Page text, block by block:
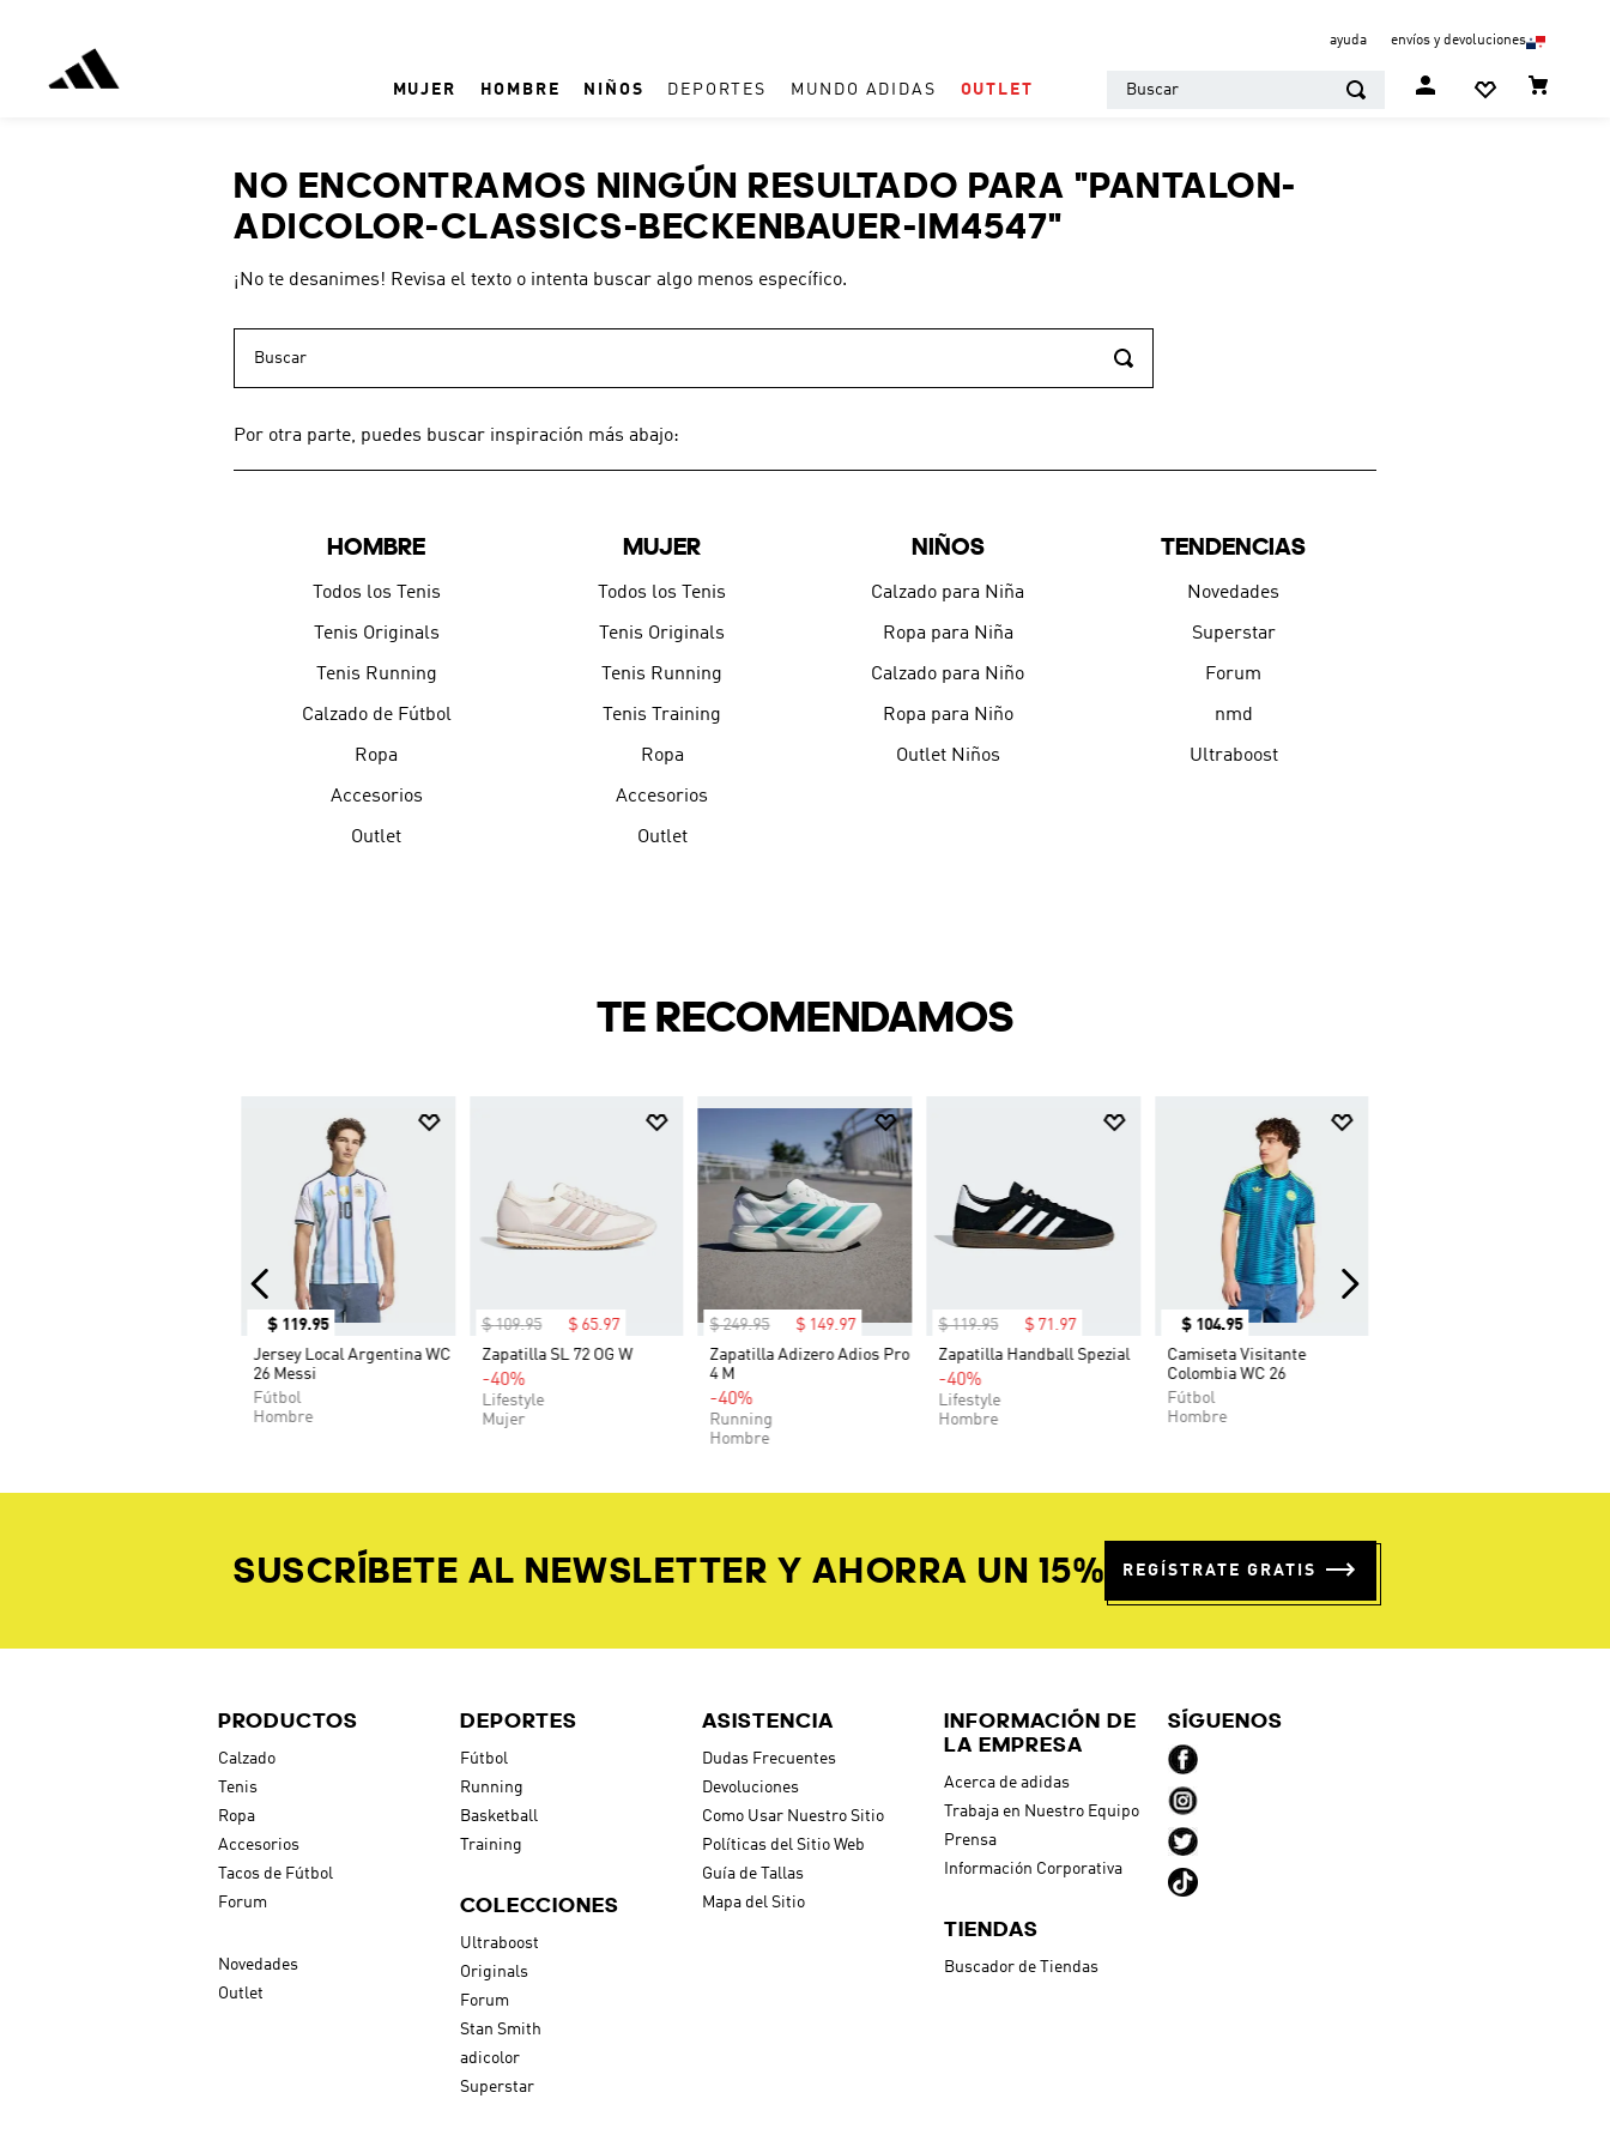
ayuda envíos y devoluciones
MUJER HOMBRE NIÑOS DEPORTES MUNDO ADIDAS OUTLET Buscar
NO ENCONTRAMOS NINGÚN RESULTADO PARA "PANTALON-
ADICOLOR-CLASSICS-BECKENBAUER-IM4547"
¡No te desanimes! Revisa el texto o intenta buscar algo menos específico.
Por otra parte, puedes buscar inspiración más abajo:
HOMBRE
Todos los Tenis
Tenis Originals
Tenis Running
Calzado de Fútbol
Ropa
Accesorios
Outlet
MUJER
Todos los Tenis
Tenis Originals
Tenis Running
Tenis Training
Ropa
Accesorios
Outlet
NIÑOS
Calzado para Niña
Ropa para Niña
Calzado para Niño
Ropa para Niño
Outlet Niños
TENDENCIAS
Novedades
Superstar
Forum
nmd
Ultraboost
TE RECOMENDAMOS
$ 119.95
Jersey Local Argentina WC
26 Messi
Fútbol
Hombre
$ 109.95 $ 65. 97
Zapatilla SL 72 OG W
-40%
Lifestyle
Mujer
$ 249.95 $ 149. 97
Zapatilla Adizero Adios Pro
4 M
-40%
Running
Hombre
$ 119.95 $ 71 97
Zapatilla Handball Spezial
-40%
Lifestyle
Hombre
$ 104.95
Camiseta Visitante
Colombia WC 26
Fútbol
Hombre
SUSCRÍBETE AL NEWSLETTER Y AHORRA UN 15% REGÍSTRATE GRATIS
PRODUCTOS
Calzado
Tenis
Ropa
Accesorios
Tacos de Fútbol
Forum
Novedades
Outlet
DEPORTES
Fútbol
Running
Basketball
Training
COLECCIONES
Ultraboost
Originals
Forum
Stan Smith
adicolor
Superstar
ASISTENCIA
Dudas Frecuentes
Devoluciones
Como Usar Nuestro Sitio
Políticas del Sitio Web
Guía de Tallas
Mapa del Sitio
INFORMACIÓN DE
LA EMPRESA
Acerca de adidas
Trabaja en Nuestro Equipo
Prensa
Información Corporativa
TIENDAS
Buscador de Tiendas
SÍGUENOS
TÉRMINOS MÁS BUSCADOS
1. ESPAÑA
ARGENTINA
4. ZAPATILLAS